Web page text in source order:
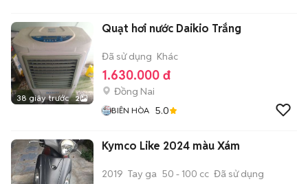
38 giây trước 2
Quạt hơi nước Daikio Trắng
Đã sử dụng Khác
1.630.000 đ
Đồng Nai
BIÊN HÒA 5.0
Kymco Like 2024 màu Xám
2019 Tay ga 50 - 100 cc Đã sử dụng